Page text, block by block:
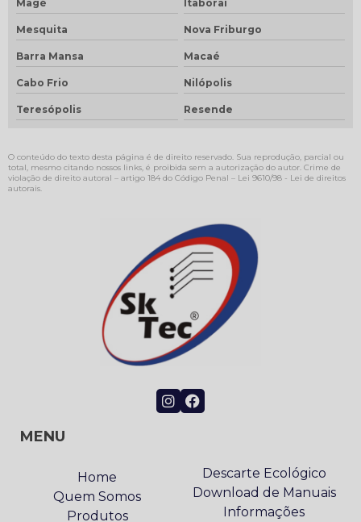
Magé Itaboraí
Mesquita Nova Friburgo
Barra Mansa Macaé
Cabo Frio Nilópolis
Teresópolis Resende
O conteúdo do texto desta página é de direito reservado. Sua reprodução, parcial ou
total, mesmo citando nossos links, é proibida sem a autorização do autor. Crime de
violação de direito autoral – artigo 184 do Código Penal – Lei 9610/98 - Lei de direitos
autorais.
MENU
Home
Quem Somos
Produtos
Descarte Ecológico
Download de Manuais
Informações